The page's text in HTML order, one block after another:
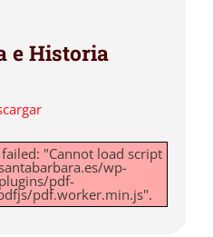
e Historia
"Cannot load script
wp-
pdf-
pdf.worker.min.js".